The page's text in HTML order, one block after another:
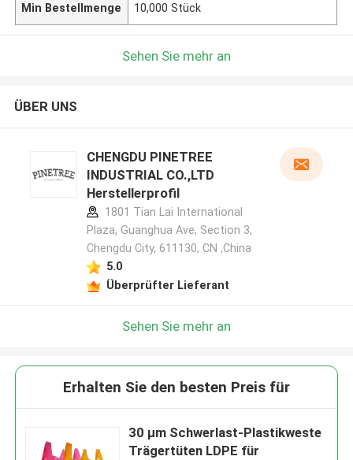
Min Bestellmenge 10,000 Stück
Sehen Sie mehr an
ÜBER UNS
CHENGDU PINETREE
INDUSTRIAL CO.,LTD
Herstellerprofil
1801 Tian Lai International
Plaza, Guanghua Ave, Section 3,
Chengdu City, 611130, CN ,China
5.0
Überprüfter Lieferant
Sehen Sie mehr an
Erhalten Sie den besten Preis für
30 μm Schwerlast-Plastikweste
Trägertüten LDPE für